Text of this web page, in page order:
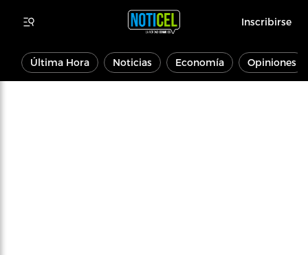
Inscribirse
Última Hora Noticias Economía Opiniones